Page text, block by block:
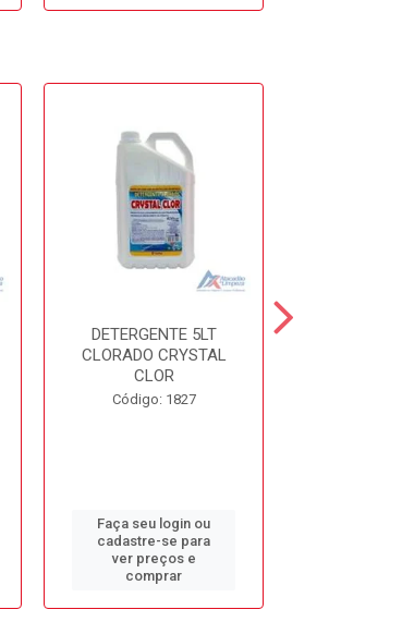
DETERGENTE 5LT
CLORADO CRYSTAL
CLOR
Código: 1827
Faça seu login ou
cadastre-se para
ver preços e
comprar